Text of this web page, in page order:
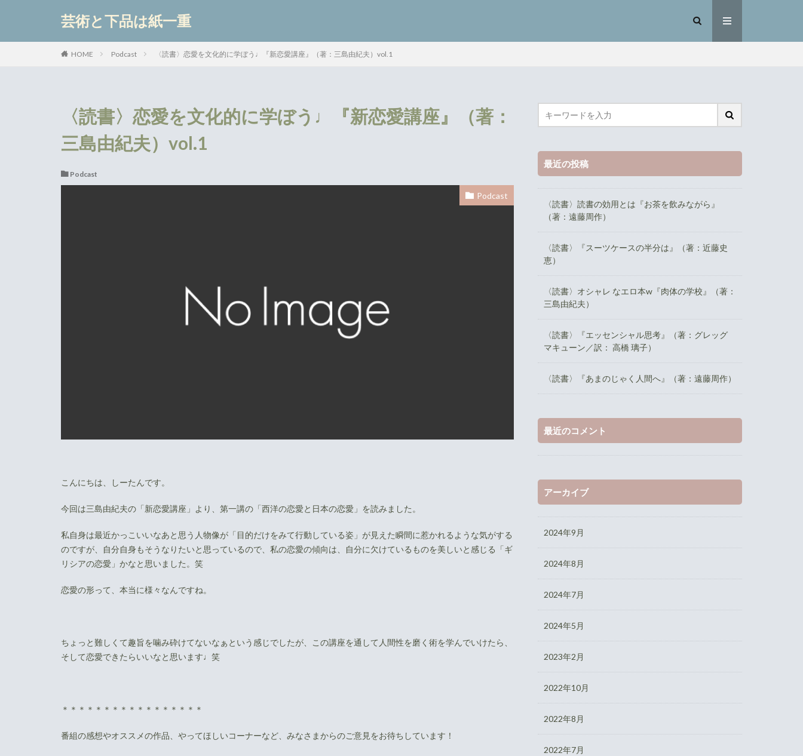
芸術と下品は紙一重
HOME Podcast 〈読書〉恋愛を文化的に学ぼう♩『新恋愛講座』（著：三島由紀夫）vol.1
〈読書〉恋愛を文化的に学ぼう♩『新恋愛講座』（著：
三島由紀夫）vol.1
Podcast
Podcast
こんにちは、しーたんです。
今回は三島由紀夫の「新恋愛講座」より、第一講の「西洋の恋愛と日本の恋愛」を読みました。
私自身は最近かっこいいなあと思う人物像が「目的だけをみて行動している姿」が見えた瞬間に惹かれるような気がする
のですが、自分自身もそうなりたいと思っているので、私の恋愛の傾向は、自分に欠けているものを美しいと感じる「ギ
リシアの恋愛」かなと思いました。笑
恋愛の形って、本当に様々なんですね。
ちょっと難しくて趣旨を噛み砕けてないなぁという感じでしたが、この講座を通して人間性を磨く術を学んでいけたら、
そして恋愛できたらいいなと思います♩笑
＊＊＊＊＊＊＊＊＊＊＊＊＊＊＊＊＊
番組の感想やオススメの作品、やってほしいコーナーなど、みなさまからのご意見をお待ちしています！
最近の投稿
〈読書〉読書の効用とは『お茶を飲みながら』
（著：遠藤周作）
〈読書〉『スーツケースの半分は』（著：近藤史
恵）
〈読書〉オシャレ なエロ本w『肉体の学校』（著：
三島由紀夫）
〈読書〉『エッセンシャル思考』（著：グレッグ
マキューン／訳： 高橋 璃子）
〈読書〉『あまのじゃく人間へ』（著：遠藤周作）
最近のコメント
アーカイブ
2024年9月
2024年8月
2024年7月
2024年5月
2023年2月
2022年10月
2022年8月
2022年7月
カテゴリー
検索